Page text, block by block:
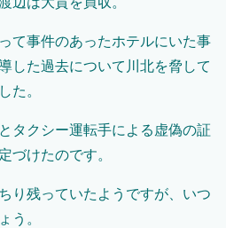
て事件のあったホテルにいた事
した過去について川北を脅して
た。
タクシー運転手による虚偽の証
づけたのです。
り残っていたようですが、いつ
う。